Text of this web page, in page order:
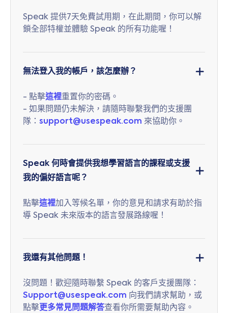
Speak 提供7天免費試用期，在此期間，你可以解
鎖全部特權並體驗 Speak 的所有功能喔！
無法登入我的帳戶，該怎麼辦？
- 點擊這裡重置你的密碼。
- 如果問題仍未解決，請隨時聯繫我們的支援團
隊： support@usespeak.com 來協助你。
Speak 何時會提供我想學習語言的課程或支援
我的偏好語言呢？
點擊這裡加入等候名單，你的意見和請求有助於指
導 Speak 未來版本的語言發展路線喔！
我還有其他問題！
沒問題！歡迎隨時聯繫 Speak 的客戶支援團隊：
Support@usespeak.com 向我們請求幫助，或
點擊更多常見問題解答查看你所需要幫助內容。